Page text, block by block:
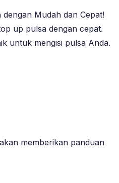
Mudah dan Cepat!
up pulsa dengan cepat.
untuk mengisi pulsa Anda.
memberikan panduan